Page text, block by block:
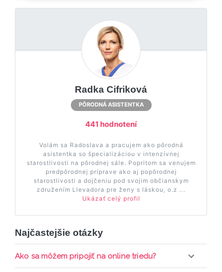
Radka Cifriková
PÔRODNÁ ASISTENTKA
441 hodnotení
Volám sa Radoslava a pracujem ako pôrodná
asistentka so špecializáciou v intenzívnej
starostlivosti na pôrodnej sále. Popritom sa venujem
predpôrodnej príprave ako aj popôrodnej
starostlivosti a dojčeniu pod svojim občianskym
združením Llevadora pre ženy s láskou, o.z ...
Ukázať celý profil
Najčastejšie otázky
Ako sa môžem pripojiť na online triedu?